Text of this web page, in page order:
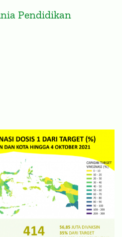
Pendidikan